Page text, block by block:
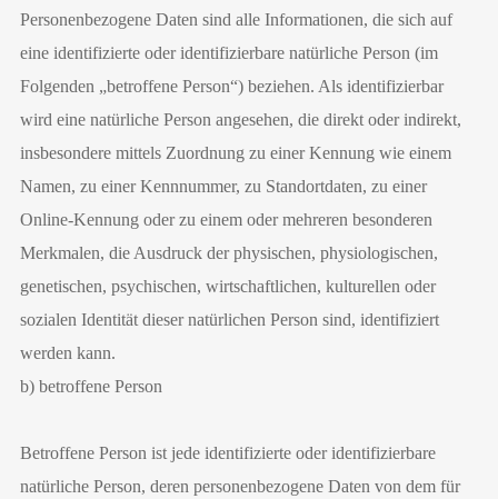
Personenbezogene Daten sind alle Informationen, die sich auf
eine identifizierte oder identifizierbare natürliche Person (im
Folgenden „betroffene Person“) beziehen. Als identifizierbar
wird eine natürliche Person angesehen, die direkt oder indirekt,
insbesondere mittels Zuordnung zu einer Kennung wie einem
Namen, zu einer Kennnummer, zu Standortdaten, zu einer
Online-Kennung oder zu einem oder mehreren besonderen
Merkmalen, die Ausdruck der physischen, physiologischen,
genetischen, psychischen, wirtschaftlichen, kulturellen oder
sozialen Identität dieser natürlichen Person sind, identifiziert
werden kann.
b) betroffene Person
Betroffene Person ist jede identifizierte oder identifizierbare
natürliche Person, deren personenbezogene Daten von dem für